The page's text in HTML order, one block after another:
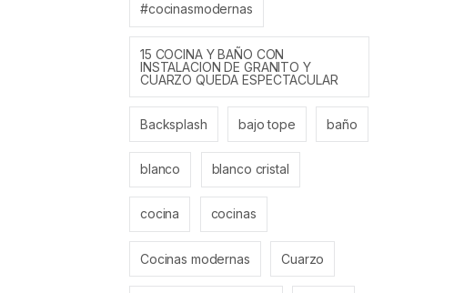
#cocinasmodernas
15 COCINA Y BAÑO CON
INSTALACION DE GRANITO Y
CUARZO QUEDA ESPECTACULAR
Backsplash bajo tope baño
blanco blanco cristal
cocina cocinas
Cocinas modernas Cuarzo